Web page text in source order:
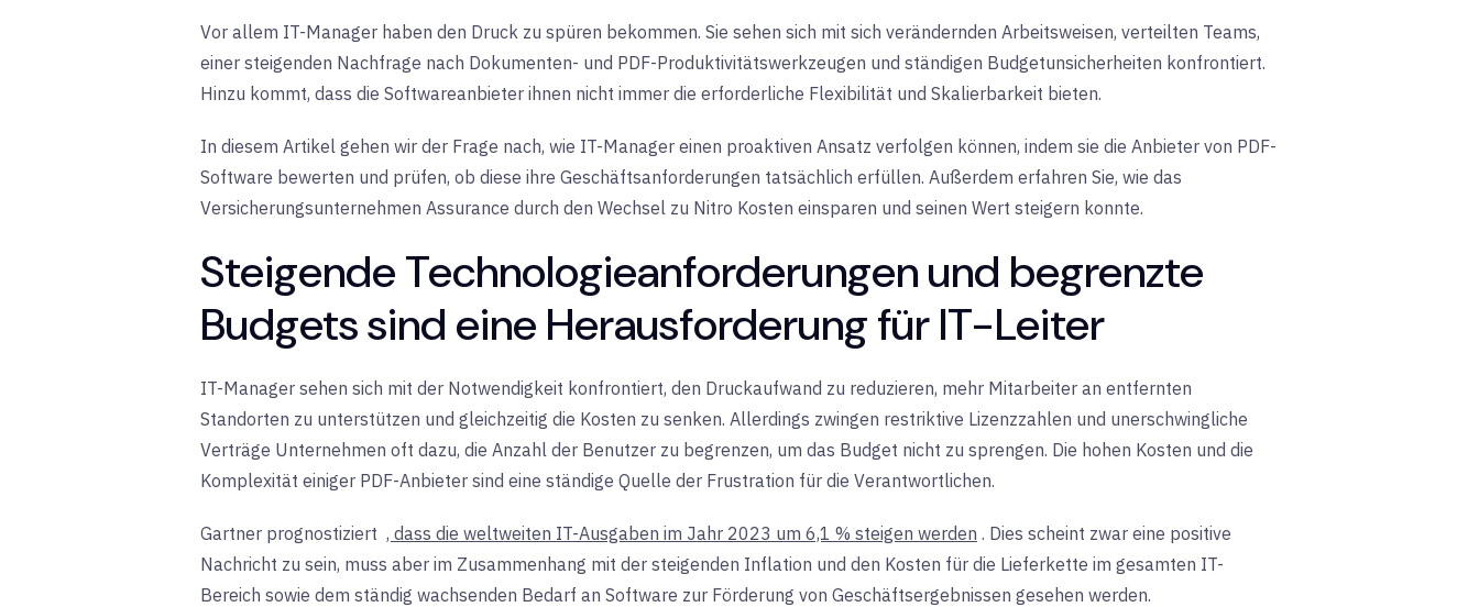
Vor allem IT-Manager haben den Druck zu spüren bekommen. Sie sehen sich mit sich verändernden Arbeitsweisen, verteilten Teams,
einer steigenden Nachfrage nach Dokumenten- und PDF-Produktivitätswerkzeugen und ständigen Budgetunsicherheiten konfrontiert.
Hinzu kommt, dass die Softwareanbieter ihnen nicht immer die erforderliche Flexibilität und Skalierbarkeit bieten.
In diesem Artikel gehen wir der Frage nach, wie IT-Manager einen proaktiven Ansatz verfolgen können, indem sie die Anbieter von PDF-
Software bewerten und prüfen, ob diese ihre Geschäftsanforderungen tatsächlich erfüllen. Außerdem erfahren Sie, wie das
Versicherungsunternehmen Assurance durch den Wechsel zu Nitro Kosten einsparen und seinen Wert steigern konnte.
Steigende Technologieanforderungen und begrenzte
Budgets sind eine Herausforderung für IT-Leiter
IT-Manager sehen sich mit der Notwendigkeit konfrontiert, den Druckaufwand zu reduzieren, mehr Mitarbeiter an entfernten
Standorten zu unterstützen und gleichzeitig die Kosten zu senken. Allerdings zwingen restriktive Lizenzzahlen und unerschwingliche
Verträge Unternehmen oft dazu, die Anzahl der Benutzer zu begrenzen, um das Budget nicht zu sprengen. Die hohen Kosten und die
Komplexität einiger PDF-Anbieter sind eine ständige Quelle der Frustration für die Verantwortlichen.
Gartner prognostiziert , dass die weltweiten IT-Ausgaben im Jahr 2023 um 6,1 % steigen werden . Dies scheint zwar eine positive
Nachricht zu sein, muss aber im Zusammenhang mit der steigenden Inflation und den Kosten für die Lieferkette im gesamten IT-
Bereich sowie dem ständig wachsenden Bedarf an Software zur Förderung von Geschäftsergebnissen gesehen werden.